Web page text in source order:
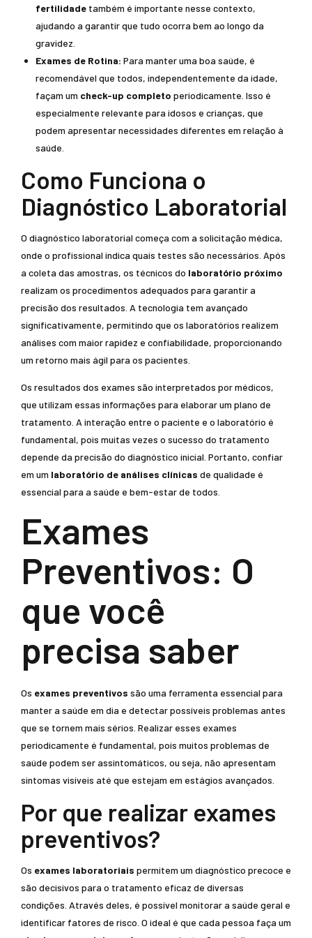
fertilidade também é importante nesse contexto,
ajudando a garantir que tudo ocorra bem ao longo da
gravidez.
Exames de Rotina: Para manter uma boa saúde, é
recomendável que todos, independentemente da idade,
façam um check-up completo periodicamente. Isso é
especialmente relevante para idosos e crianças, que
podem apresentar necessidades diferentes em relação à
saúde.
Como Funciona o
Diagnóstico Laboratorial
O diagnóstico laboratorial começa com a solicitação médica,
onde o profissional indica quais testes são necessários. Após
a coleta das amostras, os técnicos do laboratório próximo
realizam os procedimentos adequados para garantir a
precisão dos resultados. A tecnologia tem avançado
significativamente, permitindo que os laboratórios realizem
análises com maior rapidez e confiabilidade, proporcionando
um retorno mais ágil para os pacientes.
Os resultados dos exames são interpretados por médicos,
que utilizam essas informações para elaborar um plano de
tratamento. A interação entre o paciente e o laboratório é
fundamental, pois muitas vezes o sucesso do tratamento
depende da precisão do diagnóstico inicial. Portanto, confiar
em um laboratório de análises clínicas de qualidade é
essencial para a saúde e bem-estar de todos.
Exames
Preventivos: O
que você
precisa saber
Os exames preventivos são uma ferramenta essencial para
manter a saúde em dia e detectar possíveis problemas antes
que se tornem mais sérios. Realizar esses exames
periodicamente é fundamental, pois muitos problemas de
saúde podem ser assintomáticos, ou seja, não apresentam
sintomas visíveis até que estejam em estágios avançados.
Por que realizar exames
preventivos?
Os exames laboratoriais permitem um diagnóstico precoce e
são decisivos para o tratamento eficaz de diversas
condições. Através deles, é possível monitorar a saúde geral e
identificar fatores de risco. O ideal é que cada pessoa faça um